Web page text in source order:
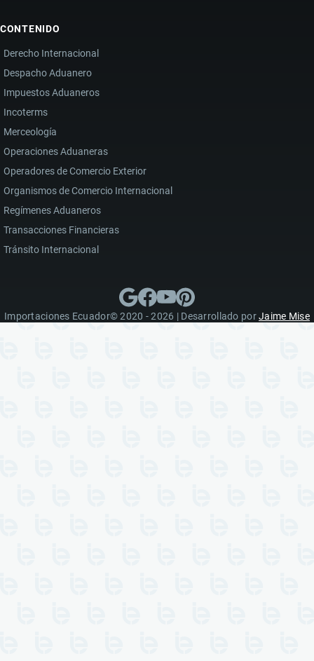
CONTENIDO
Derecho Internacional
Despacho Aduanero
Impuestos Aduaneros
Incoterms
Merceología
Operaciones Aduaneras
Operadores de Comercio Exterior
Organismos de Comercio Internacional
Regímenes Aduaneros
Transacciones Financieras
Tránsito Internacional
Importaciones Ecuador© 2020 - 2026 | Desarrollado porJaime Mise